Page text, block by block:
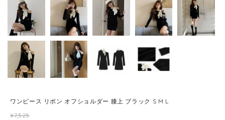
ワンピース リボン オフショルダー 膝上 ブラック S M L
¥7,525